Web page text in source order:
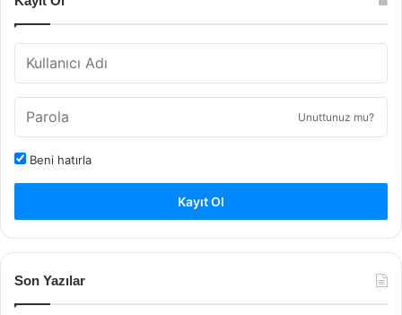
Unuttunuz mu?
Beni hatırla
Kayıt Ol
Son Yazılar